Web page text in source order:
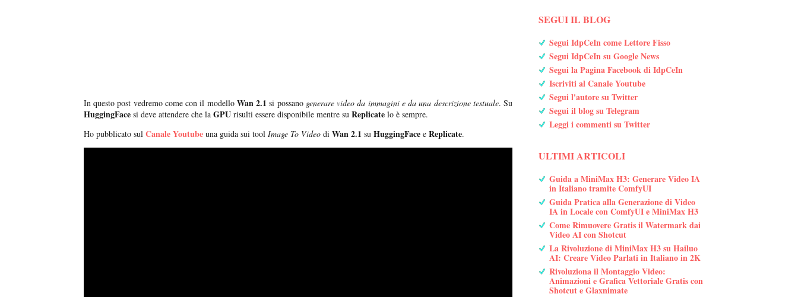
In questo post vedremo come con il modello Wan 2.1 si possano generare video da immagini e da una descrizione testuale. Su
HuggingFace si deve attendere che la GPU risulti essere disponibile mentre su Replicate lo è sempre.
Ho pubblicato sul Canale Youtube una guida sui tool Image To Video di Wan 2.1 su HuggingFace e Replicate.
SEGUI IL BLOG
Segui IdpCeIn come Lettore Fisso
Segui IdpCeIn su Google News
Segui la Pagina Facebook di IdpCeIn
Iscriviti al Canale Youtube
Segui l'autore su Twitter
Segui il blog su Telegram
Leggi i commenti su Twitter
ULTIMI ARTICOLI
Guida a MiniMax H3: Generare Video IA
in Italiano tramite ComfyUI
Guida Pratica alla Generazione di Video
IA in Locale con ComfyUI e MiniMax H3
Come Rimuovere Gratis il Watermark dai
Video AI con Shotcut
La Rivoluzione di MiniMax H3 su Hailuo
AI: Creare Video Parlati in Italiano in 2K
Rivoluziona il Montaggio Video:
Animazioni e Grafica Vettoriale Gratis con
Shotcut e Glaxnimate